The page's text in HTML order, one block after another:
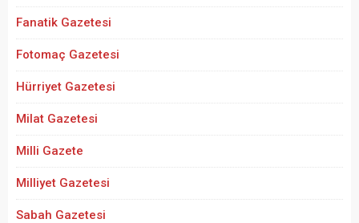
Fanatik Gazetesi
Fotomaç Gazetesi
Hürriyet Gazetesi
Milat Gazetesi
Milli Gazete
Milliyet Gazetesi
Sabah Gazetesi